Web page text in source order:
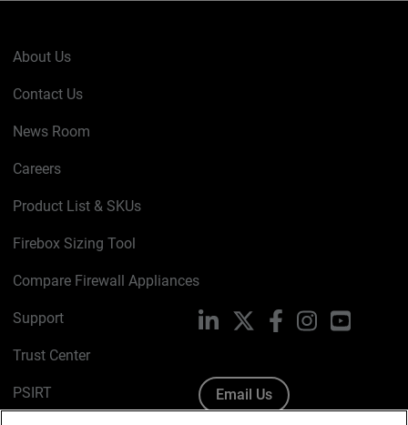
About Us
Contact Us
News Room
Careers
Product List & SKUs
Firebox Sizing Tool
Compare Firewall Appliances
Support
Trust Center
PSIRT
LinkedIn FacebookInstagramYouTube
Email Us